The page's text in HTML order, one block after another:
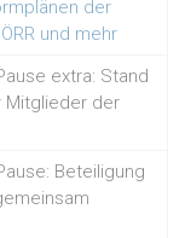
der
und mehr
extra: Stand
Mitglieder der
Beteiligung